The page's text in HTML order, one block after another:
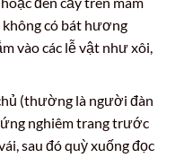
có bát hương
vào các lễ vật như xôi,
(thường là người đàn
nghiêm trang trước
sau đó quỳ xuống đọc